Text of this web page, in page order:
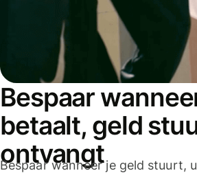
Bespaar
betaalt, geld
ontvangt
Bespaar wanneer je geld stuurt,